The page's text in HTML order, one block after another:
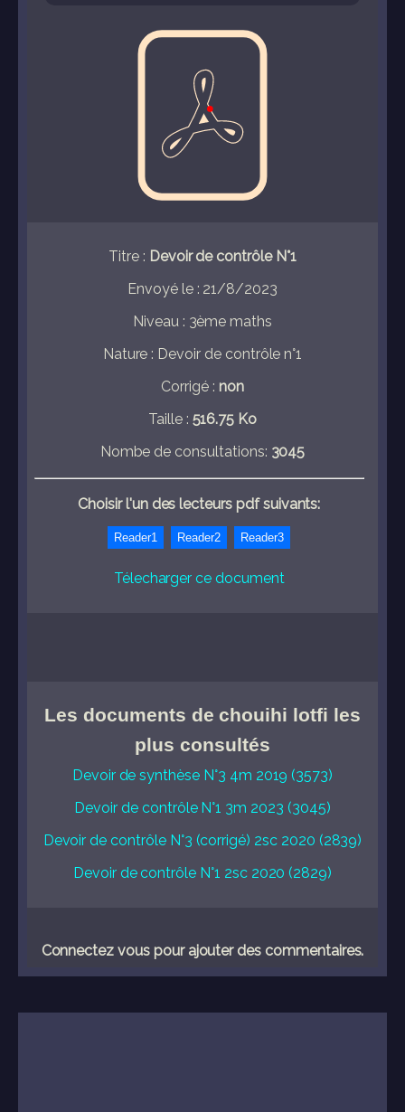
Titre : Devoir de contrôle N°1
Envoyé le : 21/8/2023
Niveau : 3ème maths
Nature : Devoir de contrôle n°1
Corrigé : non
Taille : 516.75 Ko
Nombe de consultations: 3045
Choisir l'un des lecteurs pdf suivants:
Télecharger ce document
Les documents de chouihi lotfi les
plus consultés
Devoir de synthèse N°3 4m 2019 (3573)
Devoir de contrôle N°1 3m 2023 (3045)
Devoir de contrôle N°3 (corrigé) 2sc 2020 (2839)
Devoir de contrôle N°1 2sc 2020 (2829)
Connectez vous pour ajouter des commentaires.